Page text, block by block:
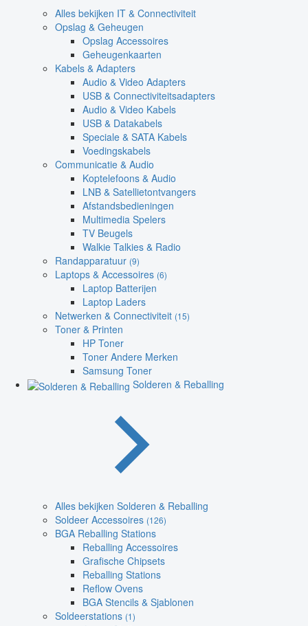
Alles bekijken IT & Connectiviteit
Opslag & Geheugen
Opslag Accessoires
Geheugenkaarten
Kabels & Adapters
Audio & Video Adapters
USB & Connectiviteitsadapters
Audio & Video Kabels
USB & Datakabels
Speciale & SATA Kabels
Voedingskabels
Communicatie & Audio
Koptelefoons & Audio
LNB & Satellietontvangers
Afstandsbedieningen
Multimedia Spelers
TV Beugels
Walkie Talkies & Radio
Randapparatuur (9)
Laptops & Accessoires (6)
Laptop Batterijen
Laptop Laders
Netwerken & Connectiviteit (15)
Toner & Printen
HP Toner
Toner Andere Merken
Samsung Toner
Solderen & Reballing
Alles bekijken Solderen & Reballing
Soldeer Accessoires (126)
BGA Reballing Stations
Reballing Accessoires
Grafische Chipsets
Reballing Stations
Reflow Ovens
BGA Stencils & Sjablonen
Soldeerstations (1)